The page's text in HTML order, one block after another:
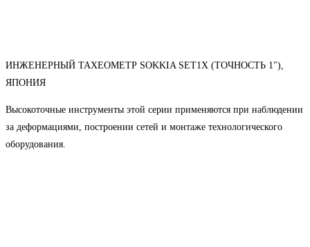
ИНЖЕНЕРНЫЙ ТАХЕОМЕТР SOKKIA SET1X (ТОЧНОСТЬ 1"),
ЯПОНИЯ
Высокоточные инструменты этой серии применяются при наблюдении
за деформациями, построении сетей и монтаже технологического
оборудования.